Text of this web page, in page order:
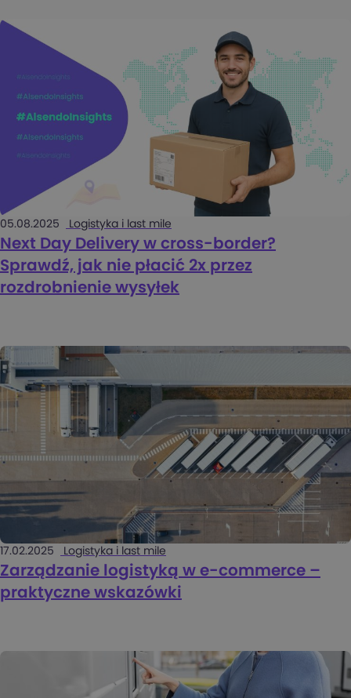
05.08.2025 Logistyka i last mile
Next Day Delivery w cross-border?
Sprawdź, jak nie płacić 2x przez
rozdrobnienie wysyłek
17.02.2025 Logistyka i last mile
Zarządzanie logistyką w e-commerce –
praktyczne wskazówki